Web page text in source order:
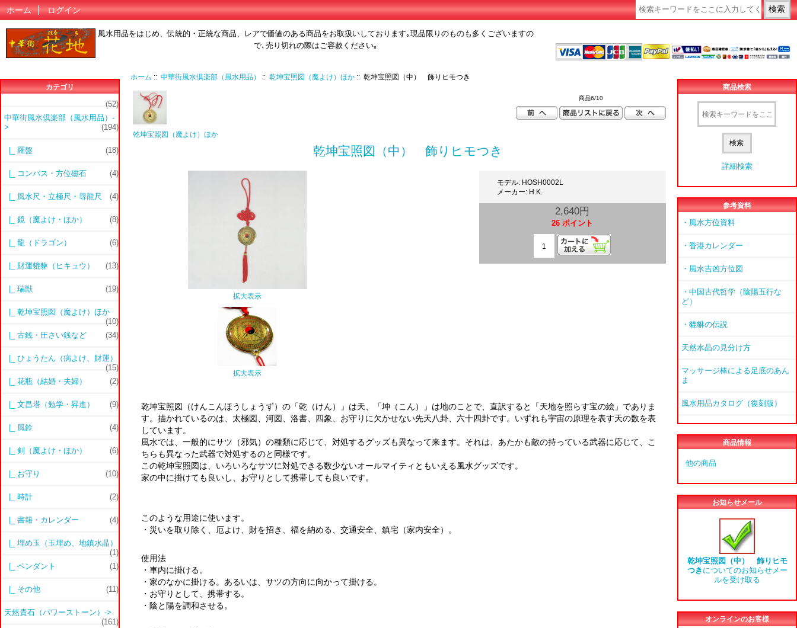
ホーム ログイン
風水用品をはじめ、伝統的・正統な商品、レアで価値のある商品をお取扱いしております｡現品限りのものも多くございますの
で､売り切れの際はご容赦ください｡
カテゴリ
(52)
中華街風水倶楽部（風水用品） -
>
(194)
|_ 羅盤 (18)
|_ コンパス・方位磁石 (4)
|_ 風水尺・立極尺・尋龍尺 (4)
|_ 鏡（魔よけ・ほか） (8)
|_ 龍（ドラゴン） (6)
|_ 財運貔貅（ヒキュウ） (13)
|_ 瑞獣 (19)
|_ 乾坤宝照図（魔よけ）ほか
(10)
|_ 古銭・圧さい銭など
(34)
|_ ひょうたん（病よけ、財運）
(15)
|_ 花瓶（結婚・夫婦）
(2)
|_ 文昌塔（勉学・昇進） (9)
|_ 風鈴 (4)
|_ 剣（魔よけ・ほか） (6)
|_ お守り (10)
|_ 時計 (2)
|_ 書籍・カレンダー (4)
|_ 埋め玉（玉埋め、地鎮水晶）
(1)
|_ ペンダント
(1)
|_ その他 (11)
天然貴石（パワーストーン）->
(161)
ホーム ::中華街風水倶楽部（風水用品） ::乾坤宝照図（魔よけ）ほか :: 乾坤宝照図（中） 飾りヒモつき
乾坤宝照図（魔よけ）ほか
商品6/10
乾坤宝照図（中） 飾りヒモつき
拡大表示
拡大表示
モデル: HOSH0002L
メーカー: H.K.
2,640円
26 ポイント
乾坤宝照図（けんこんほうしょうず）の「乾（けん）」は天、「坤（こん）」は地のことで、直訳すると「天地を照らす宝の絵」でありま
す。描かれているのは、太極図、河図、洛書、四象、お守りに欠かせない先天八卦、六十四卦です。いずれも宇宙の原理を表す天の数を表
しています。
風水では、一般的にサツ（邪気）の種類に応じて、対処するグッズも異なって来ます。それは、あたかも敵の持っている武器に応じて、こ
ちらも異なった武器で対処するのと同様です。
この乾坤宝照図は、いろいろなサツに対処できる数少ないオールマイティともいえる風水グッズです。
家の中に掛けても良いし、お守りとして携帯しても良いです。
このような用途に使います。
・災いを取り除く、厄よけ、財を招き、福を納める、交通安全、鎮宅（家内安全）。
使用法
・車内に掛ける。
・家のなかに掛ける。あるいは、サツの方向に向かって掛ける。
・お守りとして、携帯する。
・陰と陽を調和させる。
商品検索
詳細検索
参考資料
・風水方位資料
・香港カレンダー
・風水吉凶方位図
・中国古代哲学（陰陽五行な
ど）
・貔貅の伝説
天然水晶の見分け方
マッサージ棒による足底のあん
ま
風水用品カタログ（復刻版）
商品情報
他の商品
お知らせメール
乾坤宝照図（中） 飾りヒモ
つき についてのお知らせメー
ルを受け取る
オンラインのお客様